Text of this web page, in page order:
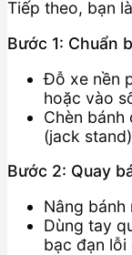
Tiếp theo, bạn
Bước 1: Chuẩn
Đỗ xe nền
hoặc vào
Chèn
(jack
Bước 2: Quay
Nâng bánh
Dùng tay
bạc đạn lỗi